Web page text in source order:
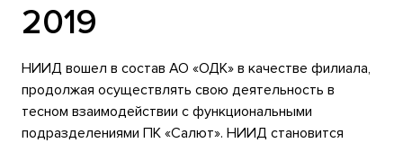
2019
НИИД вошел в состав АО «ОДК» в качестве филиала,
продолжая осуществлять свою деятельность в
тесном взаимодействии с функциональными
подразделениями ПК «Салют». НИИД становится